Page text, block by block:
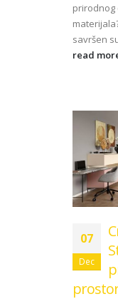
prirodnog
savršen
read
07
Dec